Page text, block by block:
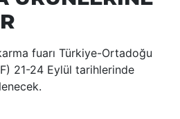
fuarı Türkiye-Ortadoğu
21-24 Eylül tarihlerinde